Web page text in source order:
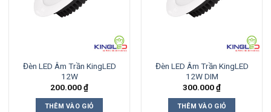
Đèn LED Âm Trần KingLED
12W
200.000₫
THÊM VÀO GIỎ
Đèn LED Âm Trần KingLED
12W DIM
300.000₫
THÊM VÀO GIỎ